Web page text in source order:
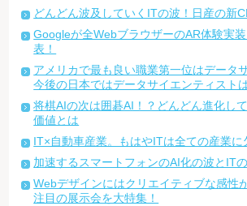
どんどん波及していくITの波！日産の新
Googleが全WebブラウザーのAR体験実
表！
アメリカで最も良い職業第一位はデータ
今後の日本ではデータサイエンティスト
将棋AIの次は囲碁AI！？どんどん進化し
価値とは
IT×自動車産業。もはやITは全ての産業に
加速するスマートフォンのAI化の波とIT
Webデザインにはクリエイティブな感性
注目の展示会を大特集！